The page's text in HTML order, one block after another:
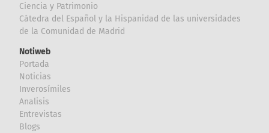
Ciencia y Patrimonio
Cátedra del Español y la Hispanidad de las universidades
de la Comunidad de Madrid
Notiweb
Portada
Noticias
Inverosímiles
Analisis
Entrevistas
Blogs